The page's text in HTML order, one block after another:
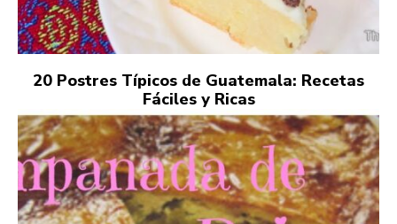
20 Postres Típicos de Guatemala: Recetas
Fáciles y Ricas